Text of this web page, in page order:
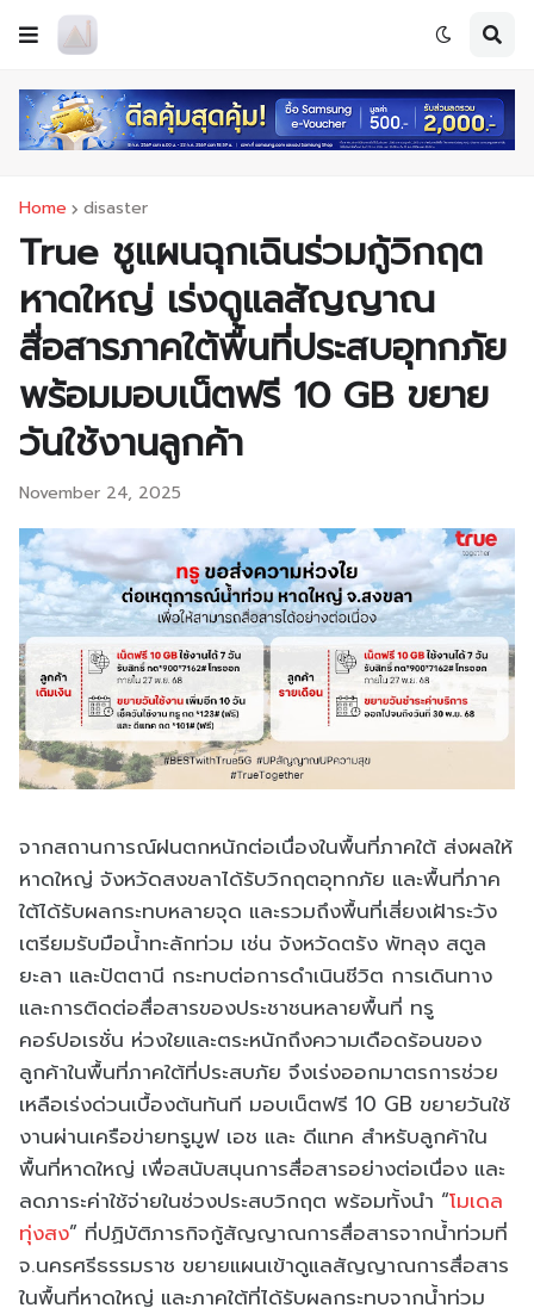
Home disaster
True ชูแผนฉุกเฉินร่วมกู้วิกฤต
หาดใหญ่ เร่งดูแลสัญญาณ
สื่อสารภาคใต้พื้นที่ประสบอุทกภัย
พร้อมมอบเน็ตฟรี 10 GB ขยาย
วันใช้งานลูกค้า
November 24, 2025
จากสถานการณ์ฝนตกหนักต่อเนื่องในพื้นที่ภาคใต้ ส่งผลให้
หาดใหญ่ จังหวัดสงขลาได้รับวิกฤตอุทกภัย และพื้นที่ภาค
ใต้ได้รับผลกระทบหลายจุด และรวมถึงพื้นที่เสี่ยงเฝ้าระวัง
เตรียมรับมือน้ำทะลักท่วม เช่น จังหวัดตรัง พัทลุง สตูล
ยะลา และปัตตานี กระทบต่อการดำเนินชีวิต การเดินทาง
และการติดต่อสื่อสารของประชาชนหลายพื้นที่ ทรู
คอร์ปอเรชั่น ห่วงใยและตระหนักถึงความเดือดร้อนของ
ลูกค้าในพื้นที่ภาคใต้ที่ประสบภัย จึงเร่งออกมาตรการช่วย
เหลือเร่งด่วนเบื้องต้นทันที มอบเน็ตฟรี 10 GB ขยายวันใช้
งานผ่านเครือข่ายทรูมูฟ เอช และ ดีแทค สำหรับลูกค้าใน
พื้นที่หาดใหญ่ เพื่อสนับสนุนการสื่อสารอย่างต่อเนื่อง และ
ลดภาระค่าใช้จ่ายในช่วงประสบวิกฤต พร้อมทั้งนำ “โมเดล
ทุ่งสง” ที่ปฏิบัติภารกิจกู้สัญญาณการสื่อสารจากน้ำท่วมที่
จ.นครศรีธรรมราช ขยายแผนเข้าดูแลสัญญาณการสื่อสาร
ในพื้นที่หาดใหญ่ และภาคใต้ที่ได้รับผลกระทบจากน้ำท่วม